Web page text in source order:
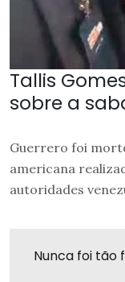
Tallis
sobre a
Guerrero foi
americana
autoridades
Nunca foi tão